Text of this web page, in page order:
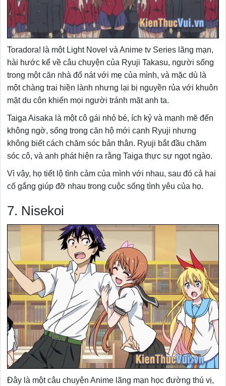
Toradora! là một Light Novel và Anime tv Series lãng mạn,
hài hước kể về câu chuyện của Ryuji Takasu, người sống
trong một căn nhà đổ nát với mẹ của mình, và mặc dù là
một chàng trai hiền lành nhưng lại bị nguyền rủa với khuôn
mặt du côn khiến mọi người tránh mặt anh ta.
Taiga Aisaka là một cô gái nhỏ bé, ích kỷ và mạnh mẽ đến
không ngờ, sống trong căn hộ mới cạnh Ryuji nhưng
không biết cách chăm sóc bản thân. Ryuji bắt đầu chăm
sóc cô, và anh phát hiện ra rằng Taiga thực sự ngọt ngào.
Vì vậy, họ tiết lộ tình cảm của mình với nhau, sau đó cả hai
cố gắng giúp đỡ nhau trong cuộc sống tình yêu của họ.
7. Nisekoi
Đây là một câu chuyện Anime lãng mạn học đường thú vị,